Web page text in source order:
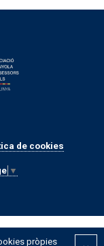
de cookies
▼
pròpies